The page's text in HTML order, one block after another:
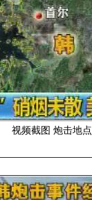
视频截图 炮击地点